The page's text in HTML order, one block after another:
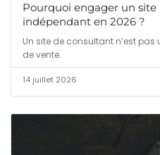
Pourquoi engager un
indépendant en 2026 ?
Un site de consultant n’est pas
de vente.
14 juillet 2026